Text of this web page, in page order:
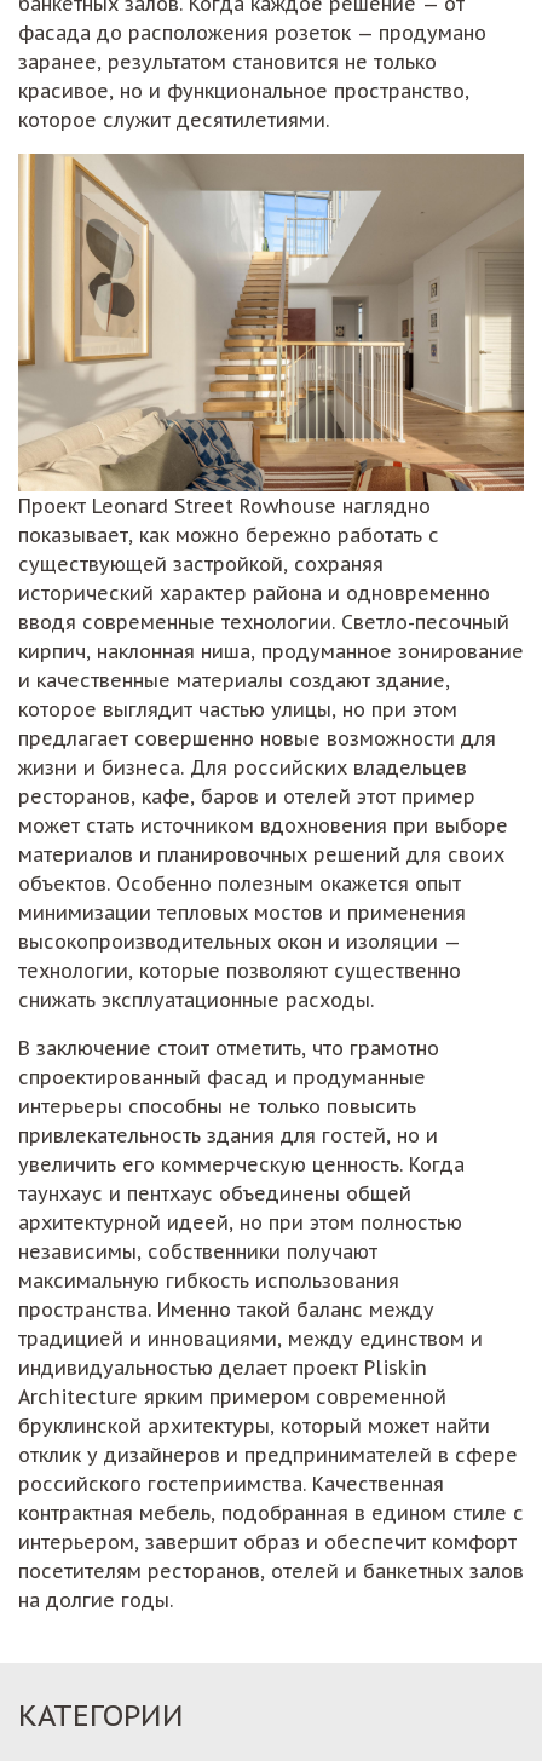
фасада до расположения розеток — продумано
заранее, результатом становится не только
красивое, но и функциональное пространство,
которое служит десятилетиями.
Проект Leonard Street Rowhouse наглядно
показывает, как можно бережно работать с
существующей застройкой, сохраняя
исторический характер района и одновременно
вводя современные технологии. Светло-песочный
кирпич, наклонная ниша, продуманное зонирование
и качественные материалы создают здание,
которое выглядит частью улицы, но при этом
предлагает совершенно новые возможности для
жизни и бизнеса. Для российских владельцев
ресторанов, кафе, баров и отелей этот пример
может стать источником вдохновения при выборе
материалов и планировочных решений для своих
объектов. Особенно полезным окажется опыт
минимизации тепловых мостов и применения
высокопроизводительных окон и изоляции —
технологии, которые позволяют существенно
снижать эксплуатационные расходы.
В заключение стоит отметить, что грамотно
спроектированный фасад и продуманные
интерьеры способны не только повысить
привлекательность здания для гостей, но и
увеличить его коммерческую ценность. Когда
таунхаус и пентхаус объединены общей
архитектурной идеей, но при этом полностью
независимы, собственники получают
максимальную гибкость использования
пространства. Именно такой баланс между
традицией и инновациями, между единством и
индивидуальностью делает проект Pliskin
Architecture ярким примером современной
бруклинской архитектуры, который может найти
отклик у дизайнеров и предпринимателей в сфере
российского гостеприимства. Качественная
контрактная мебель, подобранная в едином стиле с
интерьером, завершит образ и обеспечит комфорт
посетителям ресторанов, отелей и банкетных залов
на долгие годы.
КАТЕГОРИИ